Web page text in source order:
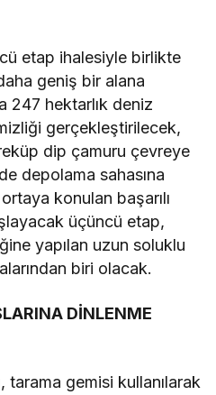
etap ihalesiyle birlikte
geniş bir alana
247 hektarlık deniz
gerçekleştirilecek,
dip çamuru çevreye
depolama sahasına
konulan başarılı
üçüncü etap,
yapılan uzun soluklu
biri olacak.
DİNLENME
tarama gemisi kullanılarak